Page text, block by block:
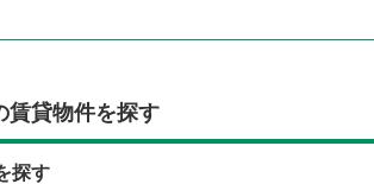
賃貸物件を探す
探す